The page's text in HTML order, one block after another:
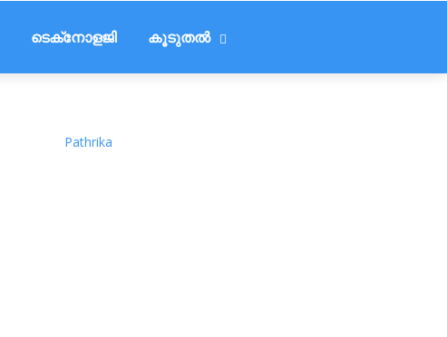
ടെക്‌നോളജി കൂടുതൽ
Pathrika